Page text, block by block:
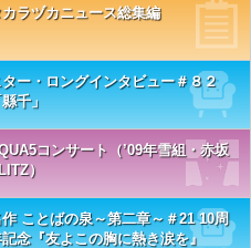
カラヅカニュース総集編
ター・ロングインタビュー＃８２
縣千」
コンサート（’09年雪組・赤坂
）
ことばの泉～第二章～＃21 10周
念『友よこの胸に熱き涙を』